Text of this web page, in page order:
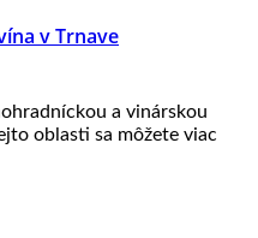
v Trnave
a vinárskou
oblasti sa môžete viac